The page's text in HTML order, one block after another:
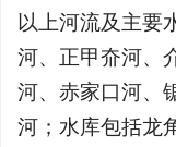
以上河流及主要
河、正甲夼河、
河、赤家口河、
河；水库包括龙